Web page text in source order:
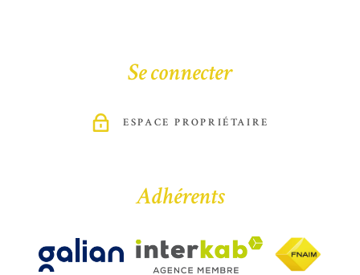
Se connecter
ESPACE PROPRIÉTAIRE
Adhérents